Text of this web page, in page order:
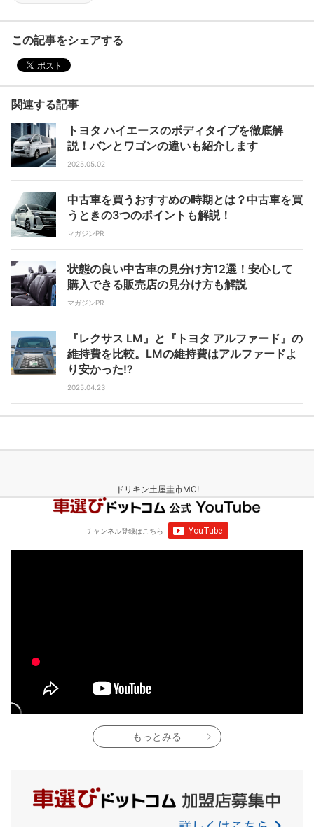
この記事をシェアする
関連する記事
トヨタ ハイエースのボディタイプを徹底解
説！バンとワゴンの違いも紹介します
2025.05.02
中古車を買うおすすめの時期とは？中古車を買
うときの3つのポイントも解説！
マガジンPR
状態の良い中古車の見分け方12選！安心して
購入できる販売店の見分け方も解説
マガジンPR
『レクサス LM』と『トヨタ アルファード』の
維持費を比較。LMの維持費はアルファードよ
り安かった!?
2025.04.23
ドリキン土屋圭市MC!
チャンネル登録はこちら
もっとみる